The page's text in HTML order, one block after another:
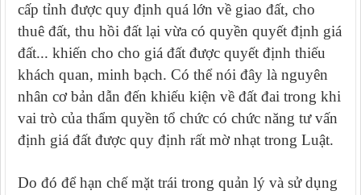
cấp tỉnh được quy định quá lớn về giao đất, cho
thuê đất, thu hồi đất lại vừa có quyền quyết định giá
đất... khiến cho cho giá đất được quyết định thiếu
khách quan, minh bạch. Có thể nói đây là nguyên
nhân cơ bản dẫn đến khiếu kiện về đất đai trong khi
vai trò của thẩm quyền tổ chức có chức năng tư vấn
định giá đất được quy định rất mờ nhạt trong Luật.
Do đó để hạn chế mặt trái trong quản lý và sử dụng